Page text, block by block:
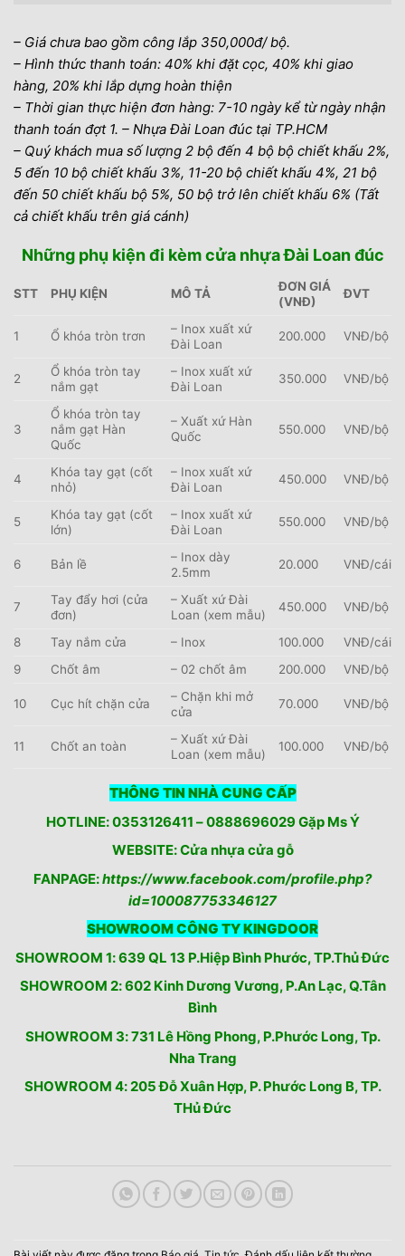
– Giá chưa bao gồm công lắp 350,000đ/ bộ.
– Hình thức thanh toán: 40% khi đặt cọc, 40% khi giao
hàng, 20% khi lắp dựng hoàn thiện
– Thời gian thực hiện đơn hàng: 7-10 ngày kể từ ngày nhận
thanh toán đợt 1. – Nhựa Đài Loan đúc tại TP.HCM
– Quý khách mua số lượng 2 bộ đến 4 bộ bộ chiết khấu 2%,
5 đến 10 bộ chiết khấu 3%, 11-20 bộ chiết khấu 4%, 21 bộ
đến 50 chiết khấu bộ 5%, 50 bộ trở lên chiết khấu 6% (Tất
cả chiết khấu trên giá cánh)
Những phụ kiện đi kèm cửa nhựa Đài Loan đúc
STT PHỤ KIỆN MÔ TẢ
ĐƠN GIÁ
(VNĐ)
ĐVT
1 Ổ khóa tròn trơn
– Inox xuất xứ
Đài Loan
200.000 VNĐ/bộ
2
Ổ khóa tròn tay
nắm gạt
– Inox xuất xứ
Đài Loan
350.000 VNĐ/bộ
3
Ổ khóa tròn tay
nắm gạt Hàn
Quốc
– Xuất xứ Hàn
Quốc
550.000 VNĐ/bộ
4
Khóa tay gạt (cốt
nhỏ)
– Inox xuất xứ
Đài Loan
450.000 VNĐ/bộ
5
Khóa tay gạt (cốt
lớn)
– Inox xuất xứ
Đài Loan
550.000 VNĐ/bộ
6 Bản lề
– Inox dày
2.5mm
20.000 VNĐ/cái
7
Tay đẩy hơi (cửa
đơn)
– Xuất xứ Đài
Loan (xem mẫu)
450.000 VNĐ/bộ
8 Tay nắm cửa – Inox 100.000
VNĐ/cái
9
Chốt âm – 02 chốt âm 200.000 VNĐ/bộ
10 Cục hít chặn cửa
– Chặn khi mở
cửa
70.000 VNĐ/bộ
11 Chốt an toàn
– Xuất xứ Đài
Loan (xem mẫu)
100.000 VNĐ/bộ
THÔNG TIN NHÀ CUNG CẤP
HOTLINE: 0353126411 – 0888696029 Gặp Ms Ý
WEBSITE: Cửa nhựa cửa gỗ
FANPAGE:https://www.facebook.com/profile.php?
id=100087753346127
SHOWROOM CÔNG TY KINGDOOR
SHOWROOM 1: 639 QL 13 P.Hiệp Bình Phước, TP.Thủ Đức
SHOWROOM 2: 602 Kinh Dương Vương, P.An Lạc, Q.Tân
Bình
SHOWROOM 3: 731 Lê Hồng Phong, P.Phước Long, Tp.
Nha Trang
SHOWROOM 4: 205 Đỗ Xuân Hợp, P. Phước Long B, TP.
THủ Đức